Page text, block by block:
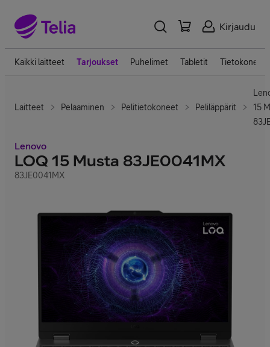
Kirjaudu
Kaikki laitteet Tarjoukset Puhelimet Tabletit Tietokoneet
Laitteet Pelaaminen Pelitietokoneet Peliläppärit
15
Lenovo
LOQ 15 Musta 83JE0041MX
83JE0041MX